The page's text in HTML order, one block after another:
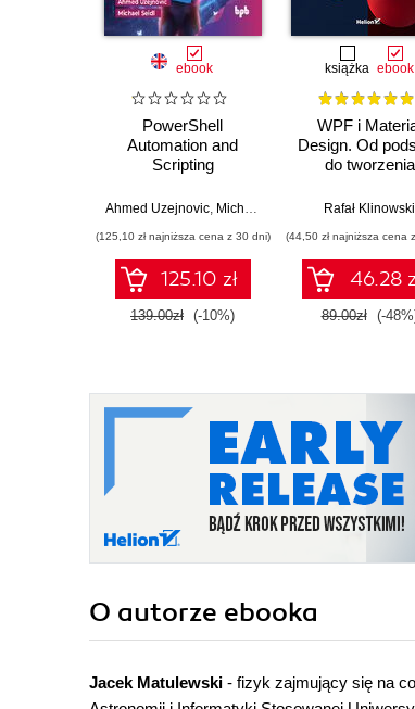
ebook
PowerShell
Automation and
Scripting
Ahmed Uzejnovic, Michael Seidl
(125,10 zł najniższa cena z 30 dni)
125.10 zł
139.00zł (-10%)
książka ebook
WPF i
Design. Od
do tworzenia
aplikacji
Rafał Klinowski
(44,50 zł najniższa cena
46.28
89.00zł (-
O autorze ebooka
Jacek Matulewski - fizyk zajmujący się na